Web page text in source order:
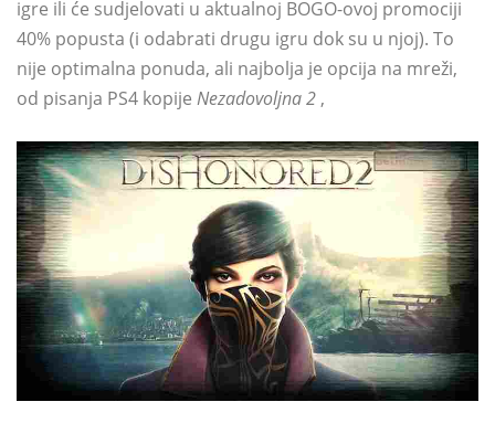
igre ili će sudjelovati u aktualnoj BOGO-ovoj promociji
40% popusta (i odabrati drugu igru ​​dok su u njoj). To
nije optimalna ponuda, ali najbolja je opcija na mreži,
od pisanja PS4 kopije Nezadovoljna 2 ,